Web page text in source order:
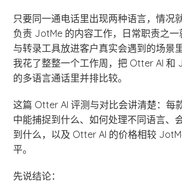
只要同一通电话里出现两种语言，情况
负责 JotMe 的内容工作，日常职责之
与转录工具放进客户真实会遇到的场景
我花了整整一个工作周，把 Otter AI 和
的多语言通话里并排比较。
这篇 Otter AI 评测与对比会讲清楚：每
中能捕捉到什么、如何处理不同语言、
到什么，以及 Otter AI 的价格相较
平。
先说结论：